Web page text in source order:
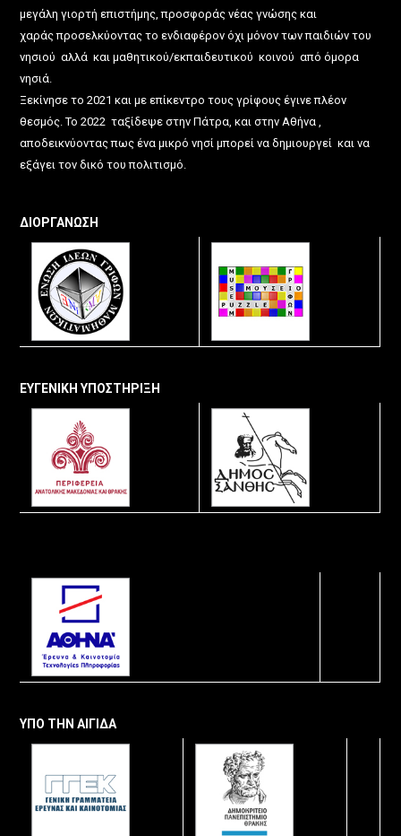
μεγάλη γιορτή επιστήμης, προσφοράς νέας γνώσης και
χαράς προσελκύοντας το ενδιαφέρον όχι μόνον των παιδιών του
νησιού αλλά και μαθητικού/εκπαιδευτικού κοινού από όμορα
νησιά.
Ξεκίνησε το 2021 και με επίκεντρο τους γρίφους έγινε πλέον
θεσμός. Το 2022 ταξίδεψε στην Πάτρα, και στην Αθήνα ,
αποδεικνύοντας πως ένα μικρό νησί μπορεί να δημιουργεί και να
εξάγει τον δικό του πολιτισμό.
ΔΙΟΡΓΑΝΩΣΗ
ΕΥΓΕΝΙΚΗ ΥΠΟΣΤΗΡΙΞΗ
ΥΠΟ ΤΗΝ ΑΙΓΙΔΑ